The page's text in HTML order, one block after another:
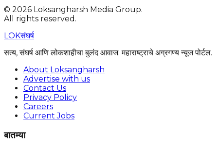
© 2026 Loksangharsh Media Group.
All rights reserved.
LOKसंघर्ष
सत्य, संघर्ष आणि लोकशाहीचा बुलंद आवाज. महाराष्ट्राचे अग्रगण्य न्यूज पोर्टल.
About Loksangharsh
Advertise with us
Contact Us
Privacy Policy
Careers
Current Jobs
बातम्या